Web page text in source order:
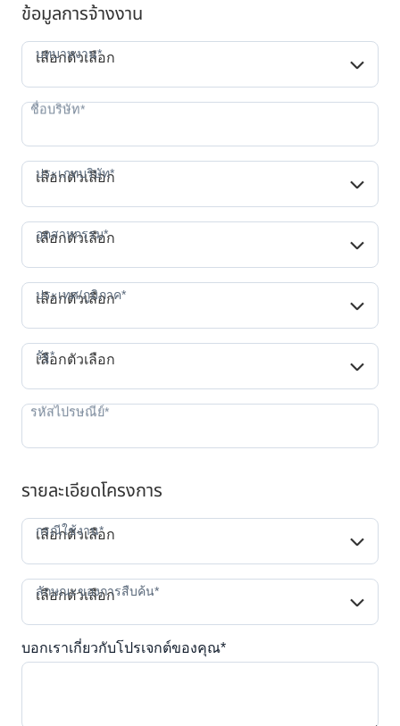
ข้อมูลการจ้างงาน
บทบาทงาน*
เลือกตัวเลือก
ประเภทบริษัท*
เลือกตัวเลือก
อุตสาหกรรม*
เลือกตัวเลือก
ประเทศ/ภูมิภาค*
เลือกตัวเลือก
รัฐ*
เลือกตัวเลือก
รายละเอียดโครงการ
กรณีใช้งาน*
เลือกตัวเลือก
ลักษณะของการสืบค้น*
เลือกตัวเลือก
บอกเราเกี่ยวกับโปรเจกต์ของคุณ*